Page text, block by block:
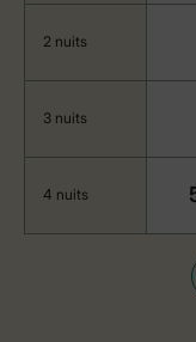
2 nuits
3 nuits
4 nuits